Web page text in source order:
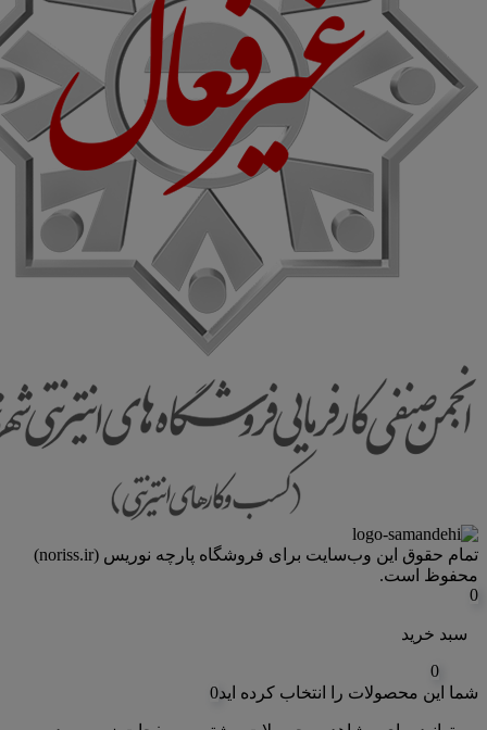
تمام حقوق اين وب‌سايت برای فروشگاه پارچه نوریس (noriss.ir)
محفوظ است.
0
سبد خرید
0
شما این محصولات را انتخاب کرده اید0